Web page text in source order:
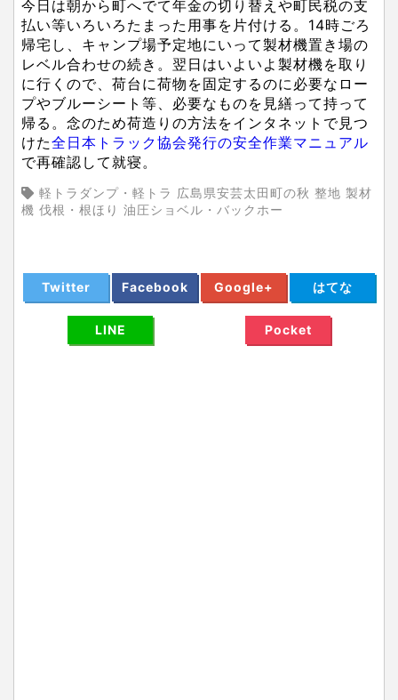
今日は朝から町へでて年金の切り替えや町民税の支
払い等いろいろたまった用事を片付ける。14時ごろ
帰宅し、キャンプ場予定地にいって製材機置き場の
レベル合わせの続き。翌日はいよいよ製材機を取り
に行くので、荷台に荷物を固定するのに必要なロー
プやブルーシート等、必要なものを見繕って持って
帰る。念のため荷造りの方法をインタネットで見つ
けた全日本トラック協会発行の安全作業マニュアル
で再確認して就寝。
軽トラダンプ・軽トラ 広島県安芸太田町の秋 整地 製材
機 伐根・根ほり 油圧ショベル・バックホー
Twitter Facebook Google+ はてな
LINE Pocket